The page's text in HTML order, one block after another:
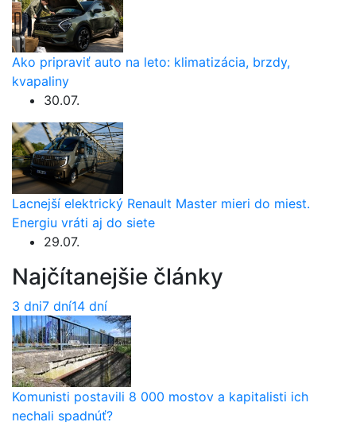
Ako pripraviť auto na leto: klimatizácia, brzdy,
kvapaliny
30.07.
Lacnejší elektrický Renault Master mieri do miest.
Energiu vráti aj do siete
29.07.
Najčítanejšie články
3 dni7 dní14 dní
Komunisti postavili 8 000 mostov a kapitalisti ich
nechali spadnúť?